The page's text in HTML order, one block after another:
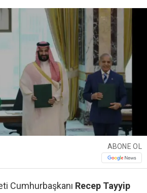
ABONE OL
Cumhurbaşkanı Recep Tayyip